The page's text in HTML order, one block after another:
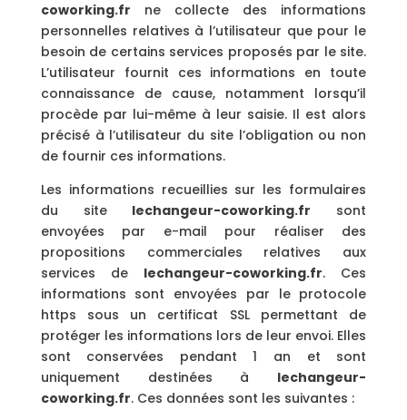
coworking.fr ne collecte des informations
personnelles relatives à l’utilisateur que pour le
besoin de certains services proposés par le site.
L’utilisateur fournit ces informations en toute
connaissance de cause, notamment lorsqu’il
procède par lui-même à leur saisie. Il est alors
précisé à l’utilisateur du site l’obligation ou non
de fournir ces informations.
Les informations recueillies sur les formulaires
du site lechangeur-coworking.fr sont
envoyées par e-mail pour réaliser des
propositions commerciales relatives aux
services de lechangeur-coworking.fr. Ces
informations sont envoyées par le protocole
https sous un certificat SSL permettant de
protéger les informations lors de leur envoi. Elles
sont conservées pendant 1 an et sont
uniquement destinées à lechangeur-
coworking.fr. Ces données sont les suivantes :